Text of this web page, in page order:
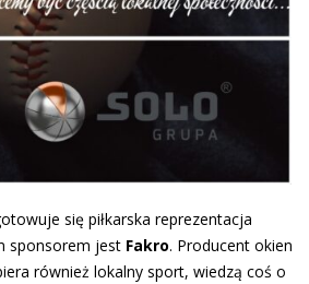
się piłkarska reprezentacja
sponsorem jest Fakro. Producent okien
również lokalny sport, wiedzą coś o